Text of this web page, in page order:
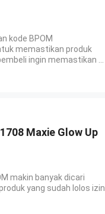
kode BPOM
memastikan produk
ingin memastikan ...
Maxie Glow Up
makin banyak dicari
yang sudah lolos izin